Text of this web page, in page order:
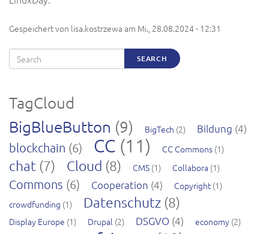
Gespeichert von lisa.kostrzewa am Mi., 28.08.2024 - 12:31
Search SEARCH
TagCloud
BigBlueButton (9) BigTech (2) Bildung (4)
blockchain (6) CC (11) CC Commons (1)
chat (7) Cloud (8) CMS (1) Collabora (1)
Commons (6) Cooperation (4) Copyright (1)
crowdfunding (1) Datenschutz (8)
Display Europe (1) Drupal (2) DSGVO (4) economy (2)